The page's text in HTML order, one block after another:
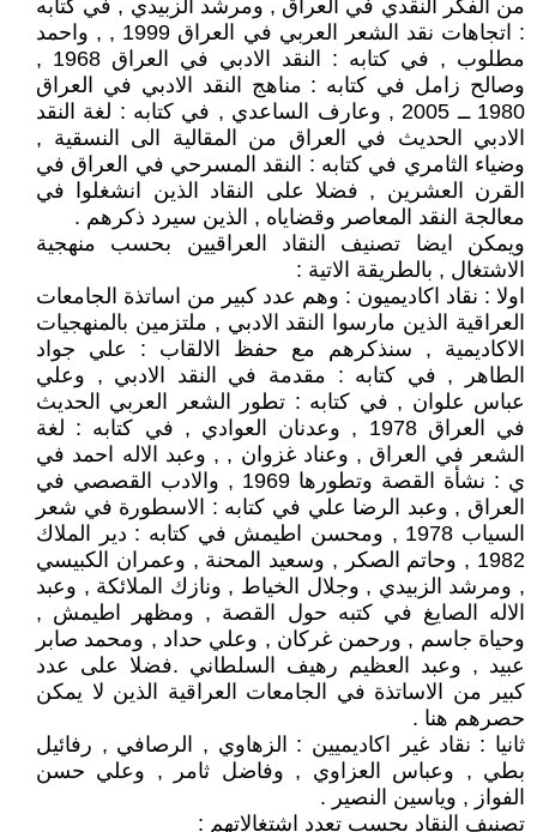
من الفكر النقدي في العراق , ومرشد الزبيدي , في كتابه
: اتجاهات نقد الشعر العربي في العراق 1999 , , واحمد
مطلوب , في كتابه : النقد الادبي في العراق 1968 ,
وصالح زامل في كتابه : مناهج النقد الادبي في العراق
1980 ــ 2005 , وعارف الساعدي , في كتابه : لغة النقد
الادبي الحديث في العراق من المقالية الى النسقية ,
وضياء الثامري في كتابه : النقد المسرحي في العراق في
القرن العشرين , فضلا على النقاد الذين انشغلوا في
معالجة النقد المعاصر وقضاياه , الذين سيرد ذكرهم .
ويمكن ايضا تصنيف النقاد العراقيين بحسب منهجية
الاشتغال , بالطريقة الاتية :
اولا : نقاد اكاديميون : وهم عدد كبير من اساتذة الجامعات
العراقية الذين مارسوا النقد الادبي , ملتزمين بالمنهجيات
الاكاديمية , سنذكرهم مع حفظ الالقاب : علي جواد
الطاهر , في كتابه : مقدمة في النقد الادبي , وعلي
عباس علوان , في كتابه : تطور الشعر العربي الحديث
في العراق 1978 , وعدنان العوادي , في كتابه : لغة
الشعر في العراق , وعناد غزوان , , وعبد الاله احمد في
ي : نشأة القصة وتطورها 1969 , والادب القصصي في
العراق , وعبد الرضا علي في كتابه : الاسطورة في شعر
السياب 1978 , ومحسن اطيمش في كتابه : دير الملاك
1982 , وحاتم الصكر , وسعيد المحنة , وعمران الكبيسي
, ومرشد الزبيدي , وجلال الخياط , ونازك الملائكة , وعبد
الاله الصايغ في كتبه حول القصة , ومظهر اطيمش ,
وحياة جاسم , ورحمن غركان , وعلي حداد , ومحمد صابر
عبيد , وعبد العظيم رهيف السلطاني .فضلا على عدد
كبير من الاساتذة في الجامعات العراقية الذين لا يمكن
حصرهم هنا .
ثانيا : نقاد غير اكاديميين : الزهاوي , الرصافي , رفائيل
بطي , وعباس العزاوي , وفاضل ثامر , وعلي حسن
الفواز , وياسين النصير .
تصنيف النقاد بحسب تعدد اشتغالاتهم :